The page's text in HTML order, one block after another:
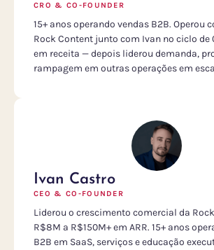
CRO & CO-FOUNDER
15+ anos operando vendas B2B. Operou
Rock Content junto com Ivan no ciclo de
em receita — depois liderou demanda,
rampagem em outras operações em
Ivan Castro
CEO & CO-FOUNDER
Liderou o crescimento comercial da
R$8M a R$150M+ em ARR. 15+ anos
B2B em SaaS, serviços e educação